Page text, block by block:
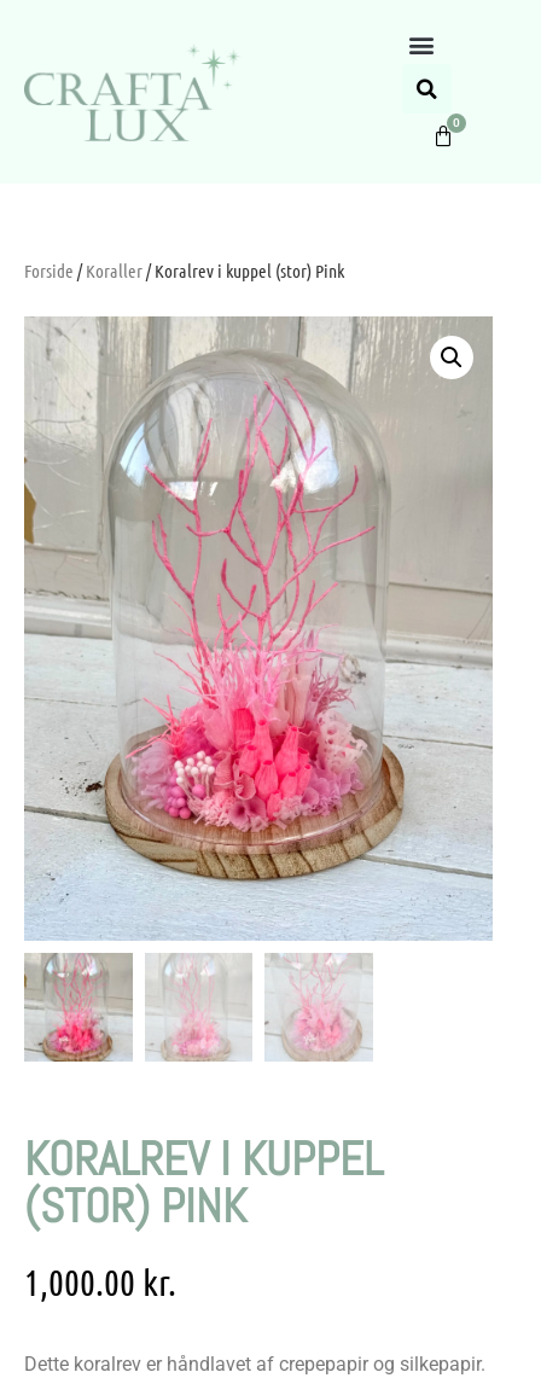
0
Forside /Koraller/ Koralrev i kuppel (stor) Pink
KORALREV I KUPPEL
(STOR) PINK
1,000.00 kr.
Dette koralrev er håndlavet af crepepapir og silkepapir.